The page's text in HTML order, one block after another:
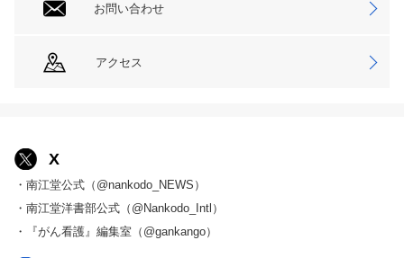
お問い合わせ
アクセス
X
・南江堂公式（@nankodo_NEWS）
・南江堂洋書部公式（@Nankodo_Intl）
・『がん看護』編集室（@gankango）